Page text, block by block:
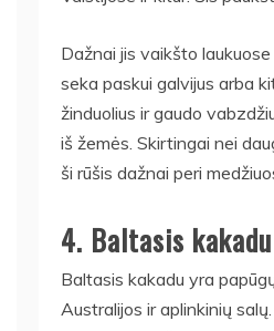
Dažnai jis vaikšto
seka paskui galvijus arba
žinduolius ir gaudo
iš žemės. Skirtingai nei
ši rūšis dažnai peri
4. Baltasis kakadu
Baltasis kakadu yra
Australijos ir aplinkinių